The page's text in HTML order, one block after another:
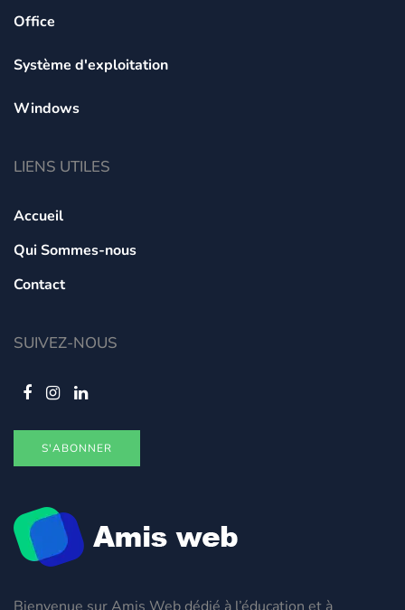
Bienvenue sur Amis Web dédié à l’éducation et à
Office
Système d'exploitation
Windows
LIENS UTILES
Accueil
Qui Sommes-nous
Contact
SUIVEZ-NOUS
S'ABONNER